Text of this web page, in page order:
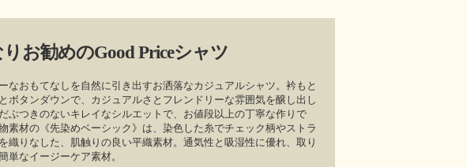
お勧めのGood Priceシャツ
なおもてなしを自然に引き出すお洒落なカジュアルシャツ。衿もと
ボタンダウンで、カジュアルさとフレンドリーな雰囲気を醸し出し
ぶつきのないキレイなシルエットで、お値段以上の丁寧な作りで
素材の《先染めベーシック》は、染色した糸でチェック柄やストラ
織りなした、肌触りの良い平織素材。通気性と吸湿性に優れ、取り
単なイージーケア素材。